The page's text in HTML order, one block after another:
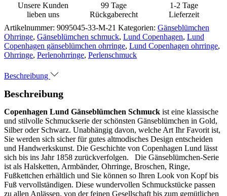
Unsere Kunden
lieben uns
99 Tage
Rückgaberecht
1-2 Tage
Lieferzeit
Artikelnummer: 9095045-33-M-21 Kategorien: Gänseblümchen
Ohrringe, Gänseblümchen schmuck, Lund Copenhagen, Lund
Copenhagen gänseblümchen ohrringe, Lund Copenhagen ohrringe,
Ohrringe, Perlenohrringe, Perlenschmuck
Beschreibung
Beschreibung
Copenhagen Lund Gänseblümchen Schmuck ist eine klassische
und stilvolle Schmuckserie der schönsten Gänseblümchen in Gold,
Silber oder Schwarz. Unabhängig davon, welche Art Ihr Favorit ist,
Sie werden sich sicher für gutes altmodisches Design entscheiden
und Handwerkskunst. Die Geschichte von Copenhagen Lund lässt
sich bis ins Jahr 1858 zurückverfolgen. Die Gänseblümchen-Serie
ist als Halsketten, Armbänder, Ohrringe, Broschen, Ringe,
Fußkettchen erhältlich und Sie können so Ihren Look von Kopf bis
Fuß vervollständigen. Diese wundervollen Schmuckstücke passen
zu allen Anlässen. von der feinen Gesellschaft bis zum gemütlichen